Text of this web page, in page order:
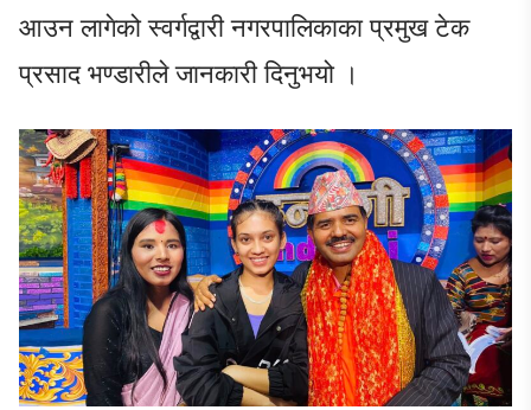
आउन लागेको स्वर्गद्वारी नगरपालिकाका प्रमुख टेक
प्रसाद भण्डारीले जानकारी दिनुभयो ।